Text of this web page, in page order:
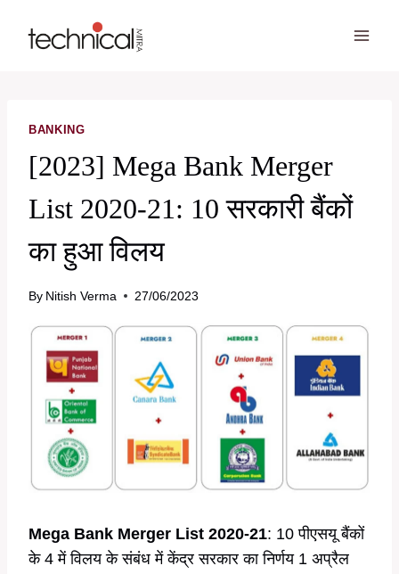
BANKING
[2023] Mega Bank Merger
List 2020-21: 10 सरकारी बैंकों
का हुआ विलय
By Nitish Verma 27/06/2023
Mega Bank Merger List 2020-21: 10 पीएसयू बैंकों
के 4 में विलय के संबंध में केंद्र सरकार का निर्णय 1 अप्रैल